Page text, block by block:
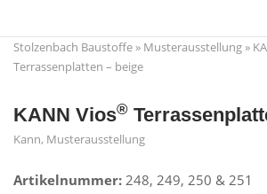
to
content
Stolzenbach Baustoffe » Musterausstellung »
Terrassenplatten – beige
KANN Vios®
Kann, Musterausstellung
Artikelnummer: 248, 249, 250 & 251